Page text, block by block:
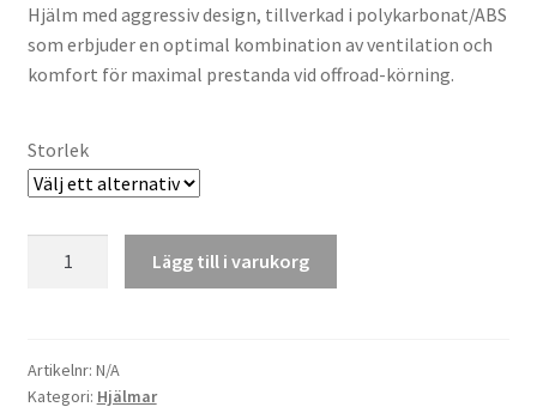
priset
var:
priset
är:
Hjälm med aggressiv design, tillverkad i polykarbonat/ABS
som erbjuder en optimal kombination av ventilation och
komfort för maximal prestanda vid offroad-körning.
Storlek
Grön/Svart
mängd
Lägg till i varukorg
Artikelnr: N/A
Kategori: Hjälmar